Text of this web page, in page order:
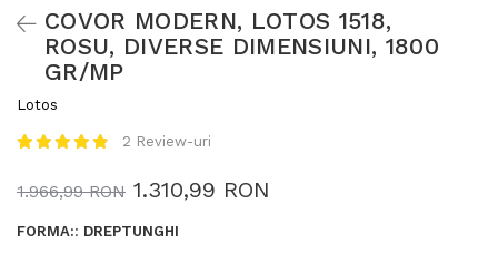
COVOR MODERN, LOTOS 1518,
ROSU, DIVERSE DIMENSIUNI, 1800
GR/MP
Lotos
2 Review-uri
1.966,99 RON 1.310,99 RON
FORMA:: DREPTUNGHI